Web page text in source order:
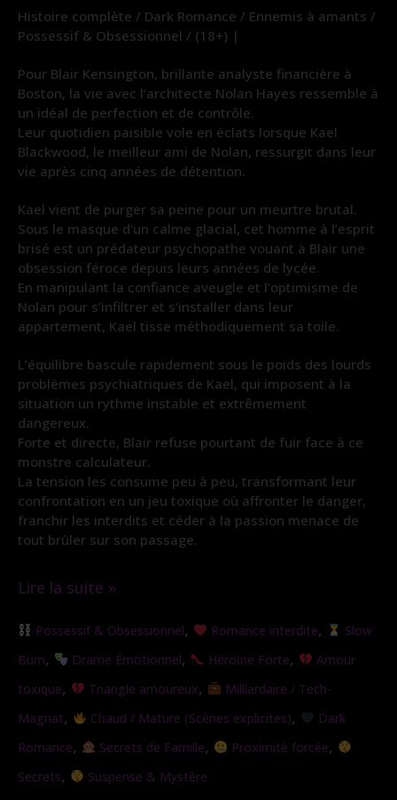
Histoire complète / Dark Romance / Ennemis à amants /
Possessif & Obsessionnel / (18+) |
Pour Blair Kensington, brillante analyste financière à
Boston, la vie avec l’architecte Nolan Hayes ressemble à
un idéal de perfection et de contrôle.
Leur quotidien paisible vole en éclats lorsque Kael
Blackwood, le meilleur ami de Nolan, ressurgit dans leur
vie après cinq années de détention.
Kael vient de purger sa peine pour un meurtre brutal.
Sous le masque d’un calme glacial, cet homme à l’esprit
brisé est un prédateur psychopathe vouant à Blair une
obsession féroce depuis leurs années de lycée.
En manipulant la confiance aveugle et l’optimisme de
Nolan pour s’infiltrer et s’installer dans leur
appartement, Kael tisse méthodiquement sa toile.
L’équilibre bascule rapidement sous le poids des lourds
problèmes psychiatriques de Kael, qui imposent à la
situation un rythme instable et extrêmement
dangereux.
Forte et directe, Blair refuse pourtant de fuir face à ce
monstre calculateur.
La tension les consume peu à peu, transformant leur
confrontation en un jeu toxique où affronter le danger,
franchir les interdits et céder à la passion menace de
tout brûler sur son passage.
l’Ange
Lire la suite »
Possessif & Obsessionnel, Romance interdite,
Slow
Burn, Drame Émotionnel, Héroïne Forte,
Amour
toxique, Triangle amoureux,
Milliardaire / Tech-
Magnat, Chaud / Mature (Scènes explicites),
Dark
Romance, Secrets de Famille, Proximité forcée,
Secrets, Suspense & Mystère